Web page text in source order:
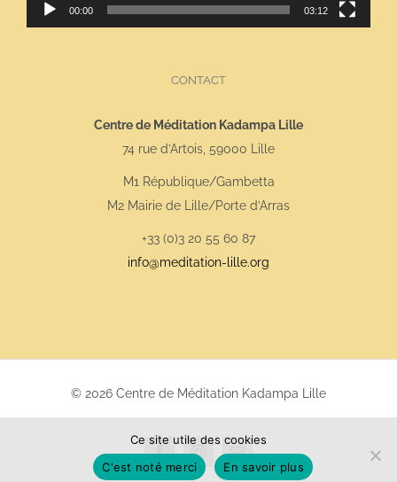
00:00 03:12
CONTACT
Centre de Méditation Kadampa Lille
74 rue d’Artois, 59000 Lille
M1 République/Gambetta
M2 Mairie de Lille/Porte d’Arras
+33 (0)3 20 55 60 87
info@meditation-lille.org
© 2026 Centre de Méditation Kadampa Lille
FacebookInstagramEmail
Ce site utile des cookies
C'est noté merci
En savoir plus